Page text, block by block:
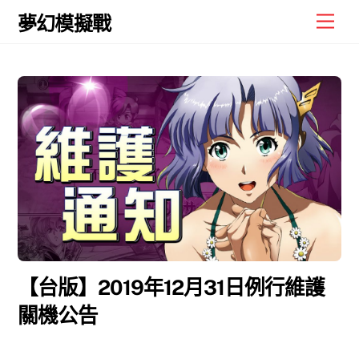
Skip
夢幻模擬戰
【台版】2019年12月31日例行維護
關機公告